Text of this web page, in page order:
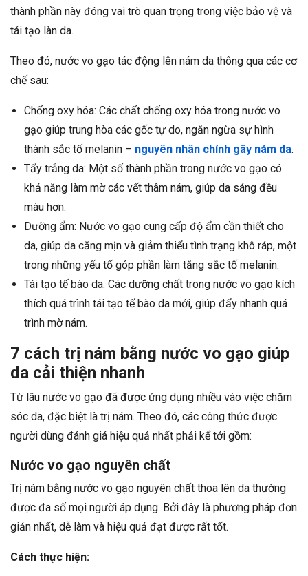
thành phần này đóng vai trò quan trọng trong việc bảo vệ và
tái tạo làn da.
Theo đó, nước vo gạo tác động lên nám da thông qua các cơ
chế sau:
Chống oxy hóa: Các chất chống oxy hóa trong nước vo
gạo giúp trung hòa các gốc tự do, ngăn ngừa sự hình
thành sắc tố melanin – nguyên nhân chính gây nám da.
Tẩy trắng da: Một số thành phần trong nước vo gạo có
khả năng làm mờ các vết thâm nám, giúp da sáng đều
màu hơn.
Dưỡng ẩm: Nước vo gạo cung cấp độ ẩm cần thiết cho
da, giúp da căng mịn và giảm thiểu tình trạng khô ráp, một
trong những yếu tố góp phần làm tăng sắc tố melanin.
Tái tạo tế bào da: Các dưỡng chất trong nước vo gạo kích
thích quá trình tái tạo tế bào da mới, giúp đẩy nhanh quá
trình mờ nám.
7 cách trị nám bằng nước vo gạo giúp
da cải thiện nhanh
Từ lâu nước vo gạo đã được ứng dụng nhiều vào việc chăm
sóc da, đặc biệt là trị nám. Theo đó, các công thức được
người dùng đánh giá hiệu quả nhất phải kể tới gồm:
Nước vo gạo nguyên chất
Trị nám bằng nước vo gạo nguyên chất thoa lên da thường
được đa số mọi người áp dụng. Bởi đây là phương pháp đơn
giản nhất, dễ làm và hiệu quả đạt được rất tốt.
Cách thực hiện: